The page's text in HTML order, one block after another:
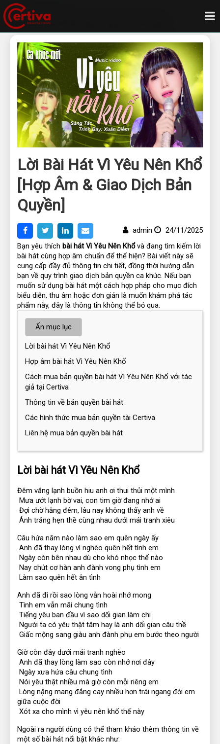
Trang chủ
Blog
Lời bài hát vì yêu nên khổ hợp âm giao dịch bản quyền
Lời Bài Hát Vì Yêu Nên Khổ
[Hợp Âm & Giao Dịch Bản
Quyền]
admin
24/11/2025
Bạn yêu thích bài hát Vì Yêu Nên Khổ và đang tìm kiếm lời
bài hát cùng hợp âm chuẩn để thể hiện? Bài viết này sẽ
cung cấp đầy đủ thông tin chi tiết, đồng thời hướng dẫn
bạn về quy trình giao dịch bản quyền ca khúc. Nếu bạn
muốn sử dụng bài hát một cách hợp pháp cho mục đích
biểu diễn, thu âm hoặc đơn giản là muốn khám phá tác
phẩm này, đây là thông tin không thể bỏ qua.
Ẩn mục lục
Lời bài hát Vì Yêu Nên Khổ
Hợp âm bài hát Vì Yêu Nên Khổ
Cách mua bản quyền bài hát Vì Yêu Nên Khổ với tác
giả tại Certiva
Thông tin về bản quyền bài hát
Các hình thức mua bản quyền tài Certiva
Liên hệ mua bản quyền bài hát
Lời bài hát Vì Yêu Nên Khổ
Đêm vắng lạnh buồn hiu anh ơi thui thủi một mình
Mưa ướt lạnh bờ vai, con tim giờ đang nhớ ai
Đợi chờ hằng đêm, lâu nay không thấy anh về
Ánh trăng hẹn thề cùng nhau dưới mái tranh xiêu
Câu hứa năm nào làm sao em quên ngày ấy
Anh đã thay lòng vì nghèo quên hết tình em
Ngày còn bên nhau dù cho khó nhọc thế nào
Nay chút cơ hàn anh đành vong phụ tình em
Làm sao quên hết ân tình
Anh đã đi rồi sao lòng vẫn hoài nhớ mong
Tình em vẫn mãi chung tình
Tiếng yêu ban đầu vì sao dối gian làm chi
Người ta có yêu thật tâm hay là anh dối gian câu thề
Giấc mộng sang giàu anh đành phụ em bước theo người
Giờ còn đây dưới mái tranh nghèo
Anh đã thay lòng làm sao còn nhớ nơi đây
Ngày xưa hứa câu chung tình
Nói yêu thật nhiều mà giờ còn mỗi riêng em
giữa cuộc đời
Xót xa cho mình vì yêu nên khổ thế này
Ngoài ra người dùng có thể tham khảo thêm thông tin về
một số bài hát nổi bật khác như: